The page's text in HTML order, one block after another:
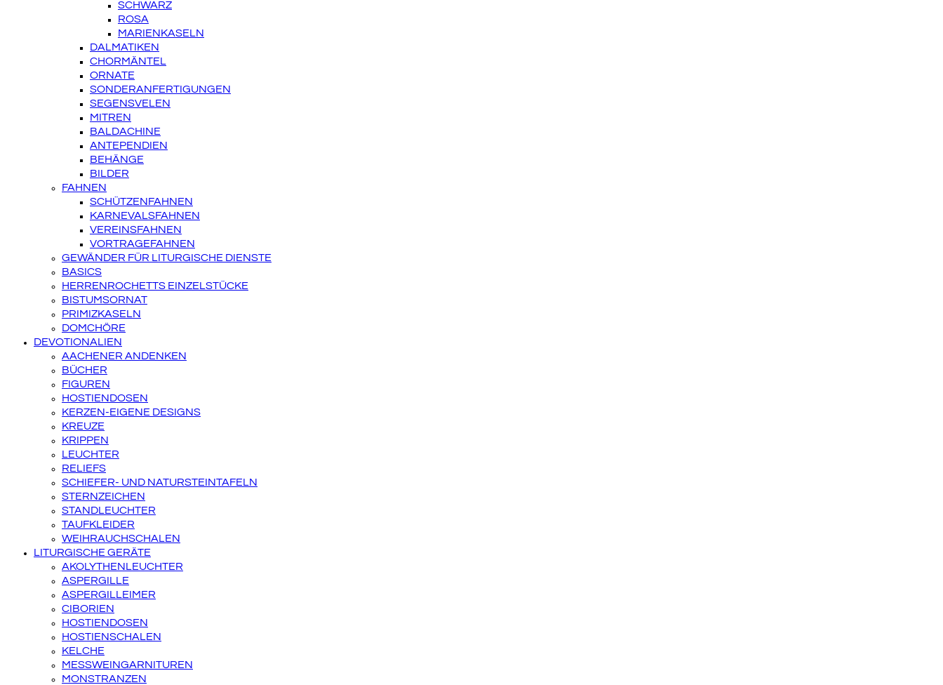
SCHWARZ
ROSA
MARIENKASELN
DALMATIKEN
CHORMÄNTEL
ORNATE
SONDERANFERTIGUNGEN
SEGENSVELEN
MITREN
BALDACHINE
ANTEPENDIEN
BEHÄNGE
BILDER
FAHNEN
SCHÜTZENFAHNEN
KARNEVALSFAHNEN
VEREINSFAHNEN
VORTRAGEFAHNEN
GEWÄNDER FÜR LITURGISCHE DIENSTE
BASICS
HERRENROCHETTS EINZELSTÜCKE
BISTUMSORNAT
PRIMIZKASELN
DOMCHÖRE
DEVOTIONALIEN
AACHENER ANDENKEN
BÜCHER
FIGUREN
HOSTIENDOSEN
KERZEN-EIGENE DESIGNS
KREUZE
KRIPPEN
LEUCHTER
RELIEFS
SCHIEFER- UND NATURSTEINTAFELN
STERNZEICHEN
STANDLEUCHTER
TAUFKLEIDER
WEIHRAUCHSCHALEN
LITURGISCHE GERÄTE
AKOLYTHENLEUCHTER
ASPERGILLE
ASPERGILLEIMER
CIBORIEN
HOSTIENDOSEN
HOSTIENSCHALEN
KELCHE
MESSWEINGARNITUREN
MONSTRANZEN